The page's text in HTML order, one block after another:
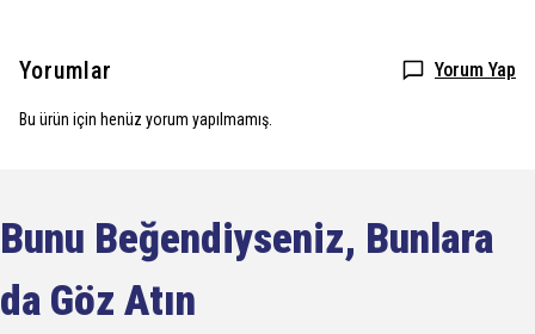
Yorumlar Yorum Yap
Bu ürün için henüz yorum yapılmamış.
Bunu Beğendiyseniz, Bunlara
da Göz Atın